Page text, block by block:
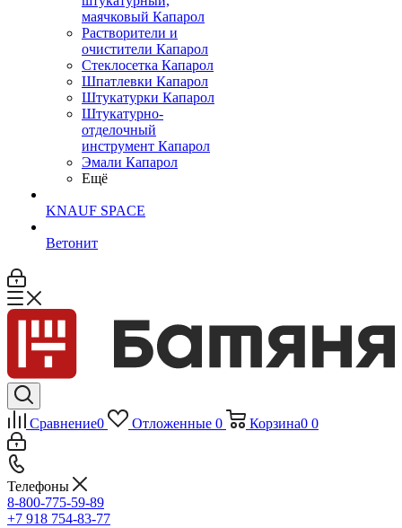
маячковый Капарол
Растворители и
очистители Капарол
Cтеклосетка Капарол
Шпатлевки Капарол
Штукатурки Капарол
Штукатурно-
отделочный
инструмент Капарол
Эмали Капарол
Ещё
KNAUF SPACE
Ветонит
Сравнение0 Отложенные 0 Корзина0 0
Телефоны
8-800-775-59-89
+7 918 754-83-77